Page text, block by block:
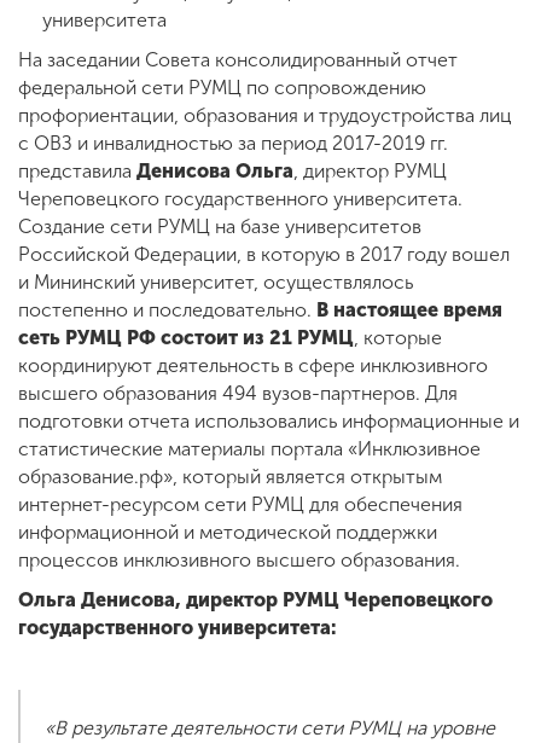
университета
На заседании Совета консолидированный отчет
федеральной сети РУМЦ по сопровождению
профориентации, образования и трудоустройства лиц
с ОВЗ и инвалидностью за период 2017-2019 гг.
представила Денисова Ольга, директор РУМЦ
Череповецкого государственного университета.
Создание сети РУМЦ на базе университетов
Российской Федерации, в которую в 2017 году вошел
и Мининский университет, осуществлялось
постепенно и последовательно. В настоящее время
сеть РУМЦ РФ состоит из 21 РУМЦ, которые
координируют деятельность в сфере инклюзивного
высшего образования 494 вузов-партнеров. Для
подготовки отчета использовались информационные и
статистические материалы портала «Инклюзивное
образование.рф», который является открытым
интернет-ресурсом сети РУМЦ для обеспечения
информационной и методической поддержки
процессов инклюзивного высшего образования.
Ольга Денисова, директор РУМЦ Череповецкого
государственного университета:
«В результате деятельности сети РУМЦ на уровне